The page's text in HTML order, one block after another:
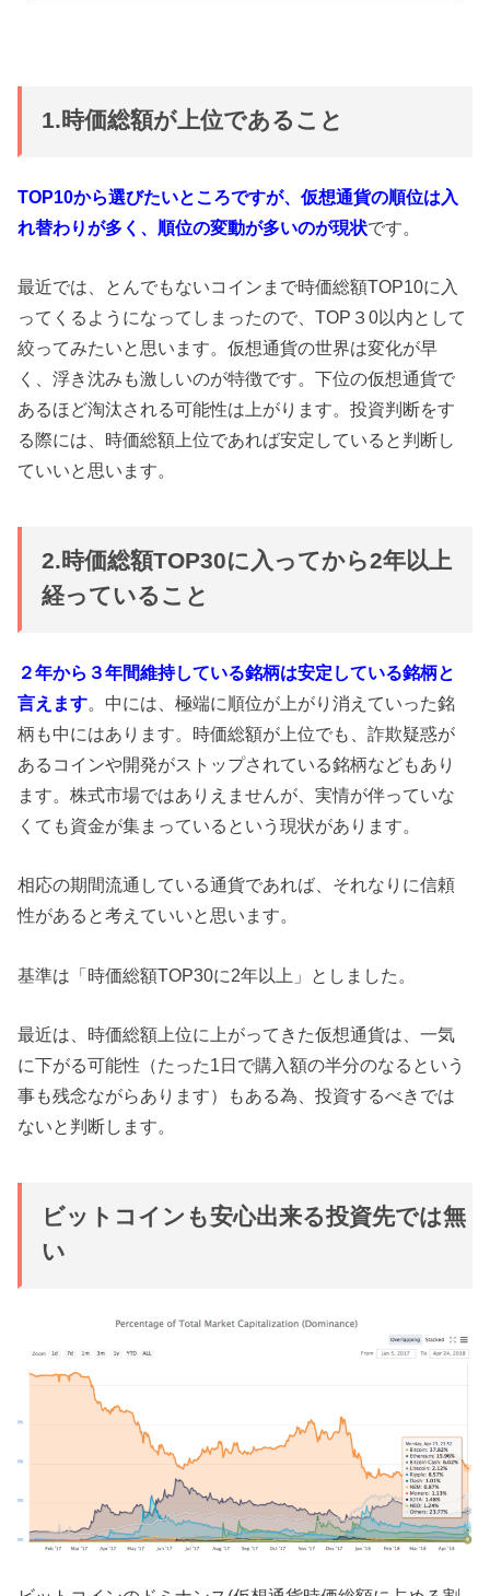
1.時価総額が上位であること
TOP10から選びたいところですが、仮想通貨の順位は入
れ替わりが多く、順位の変動が多いのが現状です。
最近では、とんでもないコインまで時価総額TOP10に入
ってくるようになってしまったので、TOP３0以内として
絞ってみたいと思います。仮想通貨の世界は変化が早
く、浮き沈みも激しいのが特徴です。下位の仮想通貨で
あるほど淘汰される可能性は上がります。投資判断をす
る際には、時価総額上位であれば安定していると判断し
ていいと思います。
2.時価総額TOP30に入ってから2年以上
経っていること
２年から３年間維持している銘柄は安定している銘柄と
言えます。中には、極端に順位が上がり消えていった銘
柄も中にはあります。時価総額が上位でも、詐欺疑惑が
あるコインや開発がストップされている銘柄などもあり
ます。株式市場ではありえませんが、実情が伴っていな
くても資金が集まっているという現状があります。
相応の期間流通している通貨であれば、それなりに信頼
性があると考えていいと思います。
基準は「時価総額TOP30に2年以上」としました。
最近は、時価総額上位に上がってきた仮想通貨は、一気
に下がる可能性（たった1日で購入額の半分のなるという
事も残念ながらあります）もある為、投資するべきでは
ないと判断します。
ビットコインも安心出来る投資先では無
い